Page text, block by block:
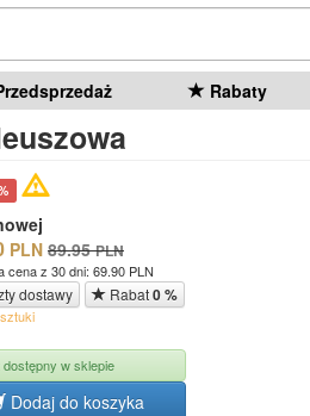
Rabaty
PLN 89.95 PLN
cena z 30 dni: 69.90 PLN
dostawy Rabat0 %
dostępny w sklepie
Dodaj do koszyka